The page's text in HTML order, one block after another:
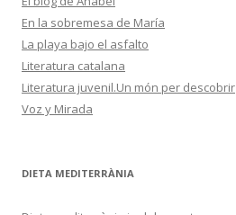
En la sobremesa de María
La playa bajo el asfalto
Literatura catalana
Literatura juvenil.Un món per descobrir
Voz y Mirada
DIETA MEDITERRÀNIA